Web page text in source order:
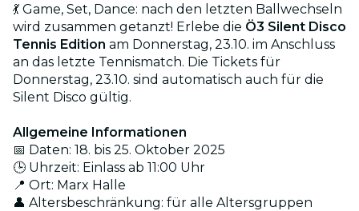
💃 Game, Set, Dance: nach den letzten Ballwechseln
wird zusammen getanzt! Erlebe die Ö3 Silent Disco
Tennis Edition am Donnerstag, 23.10. im Anschluss
an das letzte Tennismatch. Die Tickets für
Donnerstag, 23.10. sind automatisch auch für die
Silent Disco gültig.
Allgemeine Informationen
📅 Daten: 18. bis 25. Oktober 2025
🕒 Uhrzeit: Einlass ab 11:00 Uhr
📍 Ort: Marx Halle
👤 Altersbeschränkung: für alle Altersgruppen